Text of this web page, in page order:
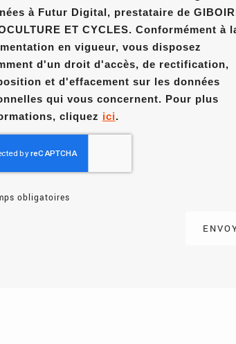
à Futur Digital, prestataire de
ET CYCLES. Conformément à
en vigueur, vous disposez
d'un droit d'accès, de rectification,
et d'effacement sur les données
qui vous concernent. Pour plus
cliquez ici.
obligatoires